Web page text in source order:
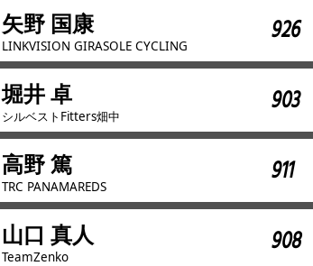
矢野 国康
LINKVISION GIRASOLE CYCLING 926
堀井 卓
シルベストFitters畑中 903
高野 篤
TRC PANAMAREDS 911
山口 真人
TeamZenko 908